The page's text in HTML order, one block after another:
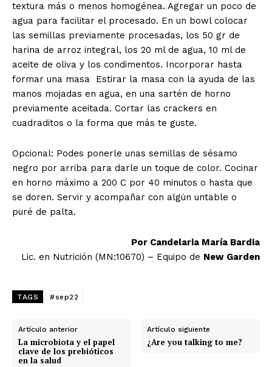
textura más o menos homogénea. Agregar un poco de
agua para facilitar el procesado. En un bowl colocar
las semillas previamente procesadas, los 50 gr de
harina de arroz integral, los 20 ml de agua, 10 ml de
aceite de oliva y los condimentos. Incorporar hasta
formar una masa Estirar la masa con la ayuda de las
manos mojadas en agua, en una sartén de horno
previamente aceitada. Cortar las crackers en
cuadraditos o la forma que más te guste.
Opcional: Podes ponerle unas semillas de sésamo
negro por arriba para darle un toque de color. Cocinar
en horno máximo a 200 C por 40 minutos o hasta que
se doren. Servir y acompañar con algún untable o
puré de palta.
Por Candelaria María Bardia
Lic. en Nutrición (MN:10670) – Equipo de New Garden
TAGS #sep22
Artículo anterior
La microbiota y el papel
clave de los prebióticos
en la salud
Artículo siguiente
¿Are you talking to me?